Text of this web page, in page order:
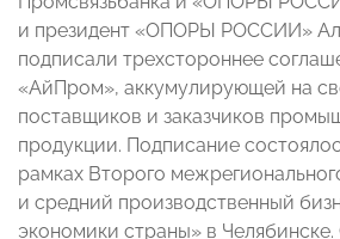
и президент «ОПОРЫ РОССИИ»
подписали трехстороннее
«АйПром», аккумулирующей на
поставщиков и заказчиков
продукции. Подписание
рамках Второго
и средний производственный
экономики страны» в